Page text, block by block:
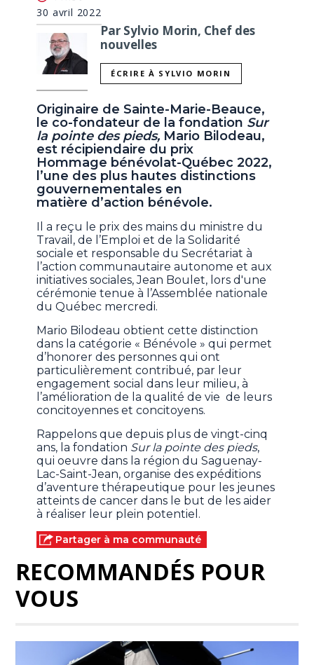
30 avril 2022
Par Sylvio Morin, Chef des
nouvelles
ÉCRIRE À SYLVIO MORIN
Originaire de Sainte-Marie-Beauce,
le co-fondateur de la fondation Sur
la pointe des pieds, Mario Bilodeau,
est récipiendaire du prix
Hommage bénévolat-Québec 2022,
l’une des plus hautes distinctions
gouvernementales en
matière d’action bénévole.
Il a reçu le prix des mains du ministre du
Travail, de l’Emploi et de la Solidarité
sociale et responsable du Secrétariat à
l’action communautaire autonome et aux
initiatives sociales, Jean Boulet, lors d'une
cérémonie tenue à l’Assemblée nationale
du Québec mercredi.
Mario Bilodeau obtient cette distinction
dans la catégorie « Bénévole » qui permet
d’honorer des personnes qui ont
particulièrement contribué, par leur
engagement social dans leur milieu, à
l’amélioration de la qualité de vie de leurs
concitoyennes et concitoyens.
Rappelons que depuis plus de vingt-cinq
ans, la fondation Sur la pointe des pieds,
qui oeuvre dans la région du Saguenay-
Lac-Saint-Jean, organise des expéditions
d’aventure thérapeutique pour les jeunes
atteints de cancer dans le but de les aider
à réaliser leur plein potentiel.
Partager à ma communauté
RECOMMANDÉS POUR
VOUS